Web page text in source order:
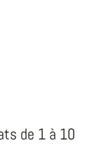
de 1 à 10